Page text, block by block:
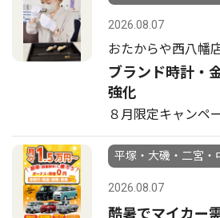
2026.08.07
おたからや西八幡
ブランド時計・
強化
８月限定キャンペ
平塚・大磯・二宮・
2026.08.07
酷暑でマイカー